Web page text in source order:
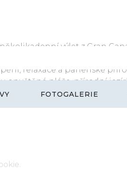
FOTOGALERIE
výlet z Gran
krásou. Ostrov je pod
relaxace a panenské
opuštěné pláže, přírodní
učíte jazyky, zde máte